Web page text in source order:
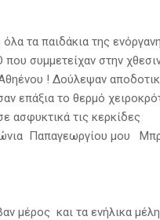
τα παιδάκια της
συμμετείχαν στην
! Δούλεψαν
επάξια το θερμό
ασφυκτικά τις κερκίδες
Παπαγεωργίου μου
μέρος και τα ενήλικα